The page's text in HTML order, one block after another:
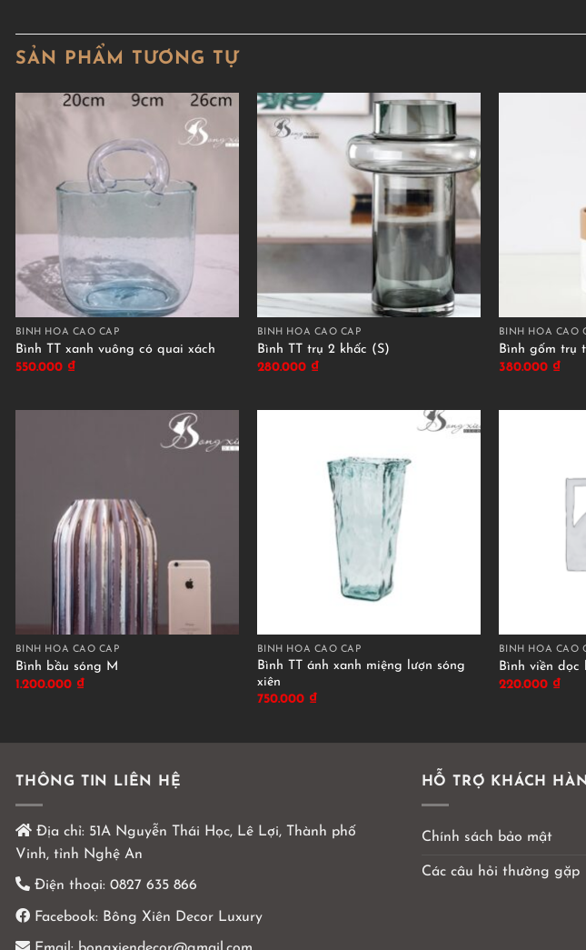
SẢN PHẨM TƯƠNG TỰ
BÌNH HOA CAO CẤP
Bình TT xanh vuông có quai xách
550.000 ₫
BÌNH HOA CAO CẤP
Bình TT trụ 2 khấc (S)
280.000 ₫
BÌNH HOA CAO
Bình gốm trụ
380.000 ₫
BÌNH HOA CAO CẤP
Bình bầu sóng M
1.200.000 ₫
BÌNH HOA CAO CẤP
Bình TT ánh xanh miệng lượn sóng
xiên
750.000 ₫
BÌNH HOA CAO
Bình viền
220.000 ₫
THÔNG TIN LIÊN HỆ
Địa chỉ: 51A Nguyễn Thái Học, Lê Lợi, Thành phố
Vinh, tỉnh Nghệ An
Điện thoại: 0827 635 866
Facebook: Bông Xiên Decor Luxury
HỖ TRỢ KHÁCH
Chính sách bảo mật
Các câu hỏi thường gặp